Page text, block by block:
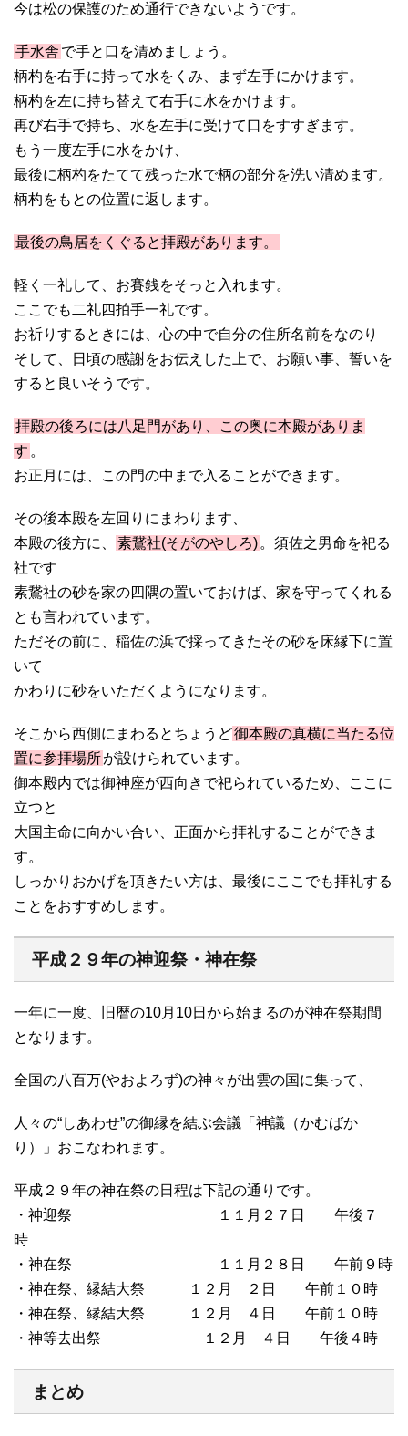
今は松の保護のため通行できないようです。
手水舎 で手と口を清めましょう。
柄杓を右手に持って水をくみ、まず左手にかけます。
柄杓を左に持ち替えて右手に水をかけます。
再び右手で持ち、水を左手に受けて口をすすぎます。
もう一度左手に水をかけ、
最後に柄杓をたてて残った水で柄の部分を洗い清めます。
柄杓をもとの位置に返します。
最後の鳥居をくぐると拝殿があります。
軽く一礼して、お賽銭をそっと入れます。
ここでも二礼四拍手一礼です。
お祈りするときには、心の中で自分の住所名前をなのり
そして、日頃の感謝をお伝えした上で、お願い事、誓いを
すると良いそうです。
拝殿の後ろには八足門があり、この奥に本殿がありま
す 。
お正月には、この門の中まで入ることができます。
その後本殿を左回りにまわります、
本殿の後方に、
素鵞社(そがのやしろ)。須佐之男命を祀る
社です
素鵞社の砂を家の四隅の置いておけば、家を守ってくれる
とも言われています。
ただその前に、稲佐の浜で採ってきたその砂を床縁下に置
いて
かわりに砂をいただくようになります。
そこから西側にまわるとちょうど御本殿の真横に当たる位
置に参拝場所が設けられています。
御本殿内では御神座が西向きで祀られているため、ここに
立つと
大国主命に向かい合い、正面から拝礼することができま
す。
しっかりおかげを頂きたい方は、最後にここでも拝礼する
ことをおすすめします。
平成２９年の神迎祭・神在祭
一年に一度、旧暦の10月10日から始まるのが神在祭期間
となります。
全国の八百万(やおよろず)の神々が出雲の国に集って、
人々の“しあわせ”の御縁を結ぶ会議「神議（かむばか
り）」おこなわれます。
平成２９年の神在祭の日程は下記の通りです。
・神迎祭 １１月２７日 午後７
時
・神在祭 １１月２８日 午前９時
・神在祭、縁結大祭 １２月 ２日 午前１０時
・神在祭、縁結大祭 １２月 ４日 午前１０時
・神等去出祭 １２月 ４日 午後４時
まとめ